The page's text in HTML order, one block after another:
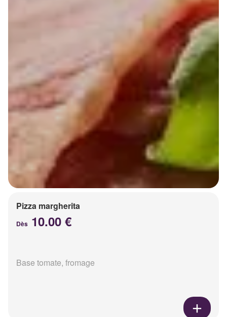
Pizza margherita
Dès 10.00 €
Base tomate, fromage